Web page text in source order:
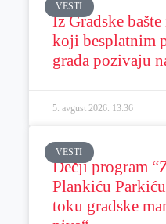
VESTI
Iz Gradske
koji besplatnim
grada pozivaju
5. avgust 2026. 13:36
VESTI
Dečji program
Plankiću
toku gradske